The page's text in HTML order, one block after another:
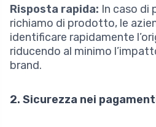
Risposta rapida: In caso di
richiamo di prodotto, le
identificare rapidamente
riducendo al minimo
brand.
2. Sicurezza nei